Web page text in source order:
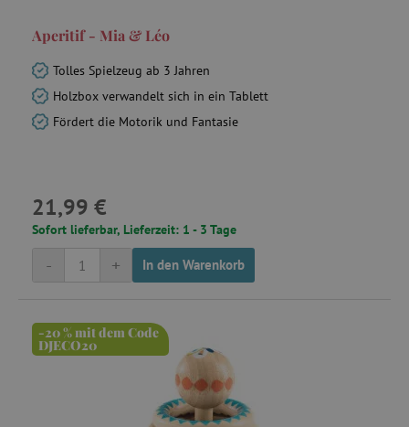
Aperitif - Mia & Léo
Tolles Spielzeug ab 3 Jahren
Holzbox verwandelt sich in ein Tablett
Fördert die Motorik und Fantasie
21,99 €
Sofort lieferbar, Lieferzeit: 1 - 3 Tage
+
- In den Warenkorb
-20 % mit dem Code
DJECO20